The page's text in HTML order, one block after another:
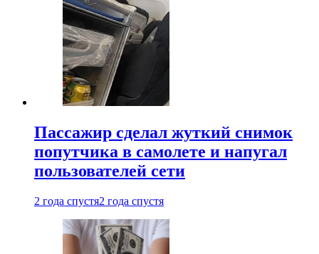
Пассажир сделал жуткий снимок
попутчика в самолете и напугал
пользователей сети
2 года спустя2 года спустя